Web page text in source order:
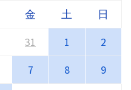
金 土
日
31 1
2
7 8
9